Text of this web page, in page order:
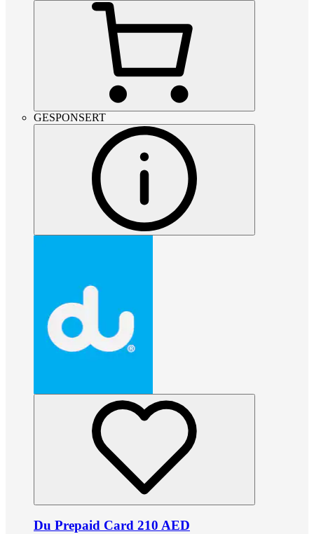
GESPONSERT
Du Prepaid Card 210 AED